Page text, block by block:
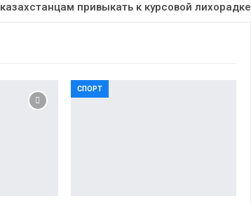
казахстанцам привыкать к курсовой лихорадке
СПОРТ